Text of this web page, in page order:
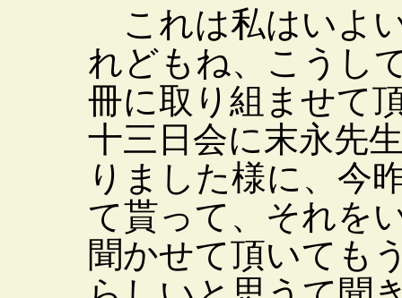
これは私はいよ
れどもね、こうし
冊に取り組ませて
十三日会に末永先
りました様に、今
て貰って、それを
聞かせて頂いても